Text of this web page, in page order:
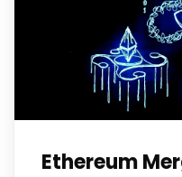
Ethereum